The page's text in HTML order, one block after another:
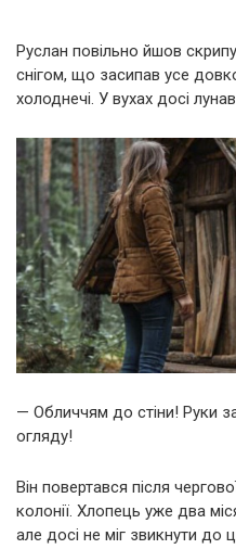
Руслан повільно йшов
снігом, що засипав усе
холоднечі. У вухах досі
— Обличчям до стіни! Руки
огляду!
Він повертався після
колонії. Хлопець уже два
але досі не міг звикнути до